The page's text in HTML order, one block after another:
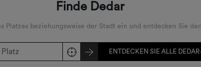
Finde Dedar
Platzes beziehungsweise der Stadt ein und entdecken Sie
ENTDECKEN SIE ALLE